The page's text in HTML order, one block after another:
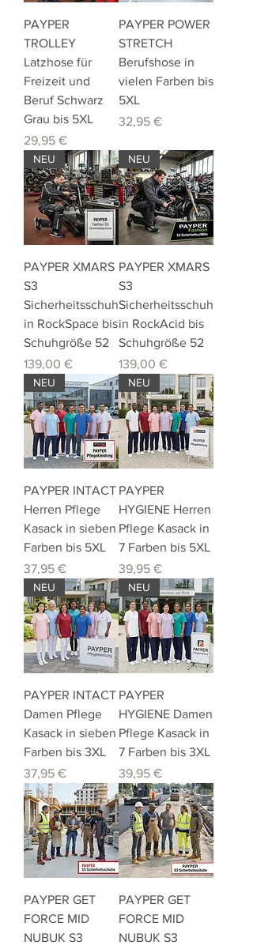
PAYPER
TROLLEY
Latzhose für
Freizeit und
Beruf Schwarz
Grau bis 5XL
Preis
29,95 €
PAYPER POWER
STRETCH
Berufshose in
vielen Farben bis
5XL
Preis
32,95 €
NEU
PAYPER XMARS
S3
Sicherheitsschuh
in RockSpace bis
Schuhgröße 52
Preis
139,00 €
NEU
PAYPER XMARS
S3
Sicherheitsschuh
in RockAcid bis
Schuhgröße 52
Preis
139,00 €
NEU
PAYPER INTACT
Herren Pflege
Kasack in sieben
Farben bis 5XL
Preis
37,95 €
NEU
PAYPER
HYGIENE Herren
Pflege Kasack in
7 Farben bis 5XL
Preis
39,95 €
NEU
PAYPER INTACT
Damen Pflege
Kasack in sieben
Farben bis 3XL
Preis
37,95 €
NEU
PAYPER
HYGIENE Damen
Pflege Kasack in
7 Farben bis 3XL
Preis
39,95 €
PAYPER GET
FORCE MID
NUBUK S3
PAYPER GET
FORCE MID
NUBUK S3